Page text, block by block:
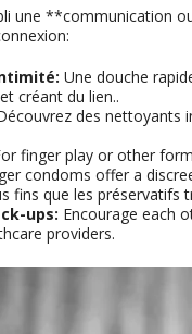
une **communication
Une douche
créant du lien..
des nettoyants
finger play or other
condoms offer a
fins que les préservatifs
ups: Encourage each
providers.